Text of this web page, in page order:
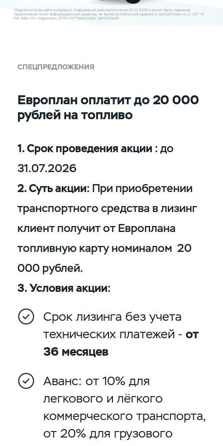
СПЕЦПРЕДЛОЖЕНИЯ
Европлан оплатит до 20 000
рублей на топливо
1. Срок проведения акции : до
31.07.2026
2. Суть акции: При приобретении
транспортного средства в лизинг
клиент получит от Европлана
топливную карту номиналом 20
000 рублей.
3. Условия акции:
Срок лизинга без учета
технических платежей -от
36 месяцев
Аванс: от 10% для
легкового и лёгкого
коммерческого транспорта,
от 20% для грузового